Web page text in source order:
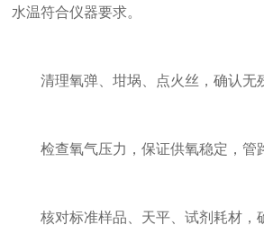
水温符合仪器要求。
清理氧弹、坩埚、点火丝，确认无
检查氧气压力，保证供氧稳定，管
核对标准样品、天平、试剂耗材，